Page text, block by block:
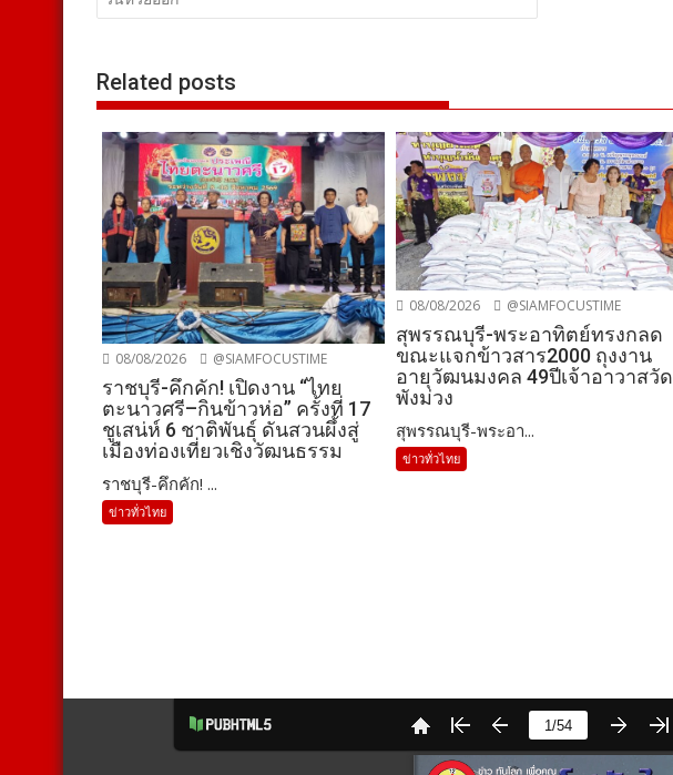
Related posts
08/08/2026 @SIAMFOCUSTIME
ราชบุรี-คึกคัก! เปิดงาน “ไทย
ตะนาวศรี–กินข้าวห่อ” ครั้งที่ 17
ชูเสน่ห์ 6 ชาติพันธุ์ ดันสวนผึ้งสู่
เมืองท่องเที่ยวเชิงวัฒนธรรม
ราชบุรี-คึกคัก! ...
ข่าวทั่วไทย
08/08/2026 @SIAMFOCUSTIME
สุพรรณบุรี-พระอาทิตย์ทรงกลด
ขณะแจกข้าวสาร2000 ถุงงาน
อายุวัฒนมงคล 49ปีเจ้าอาวาสวัด
พังม่วง
สุพรรณบุรี-พระอา...
ข่าวทั่วไทย